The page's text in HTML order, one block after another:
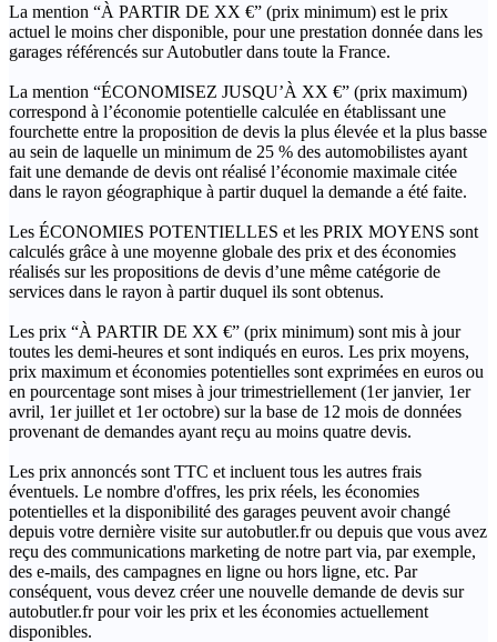
La mention “À PARTIR DE XX €” (prix minimum) est le prix
actuel le moins cher disponible, pour une prestation donnée dans les
garages référencés sur Autobutler dans toute la France.
La mention “ÉCONOMISEZ JUSQU’À XX €” (prix maximum)
correspond à l’économie potentielle calculée en établissant une
fourchette entre la proposition de devis la plus élevée et la plus basse
au sein de laquelle un minimum de 25 % des automobilistes ayant
fait une demande de devis ont réalisé l’économie maximale citée
dans le rayon géographique à partir duquel la demande a été faite.
Les ÉCONOMIES POTENTIELLES et les PRIX MOYENS sont
calculés grâce à une moyenne globale des prix et des économies
réalisés sur les propositions de devis d’une même catégorie de
services dans le rayon à partir duquel ils sont obtenus.
Les prix “À PARTIR DE XX €” (prix minimum) sont mis à jour
toutes les demi-heures et sont indiqués en euros. Les prix moyens,
prix maximum et économies potentielles sont exprimées en euros ou
en pourcentage sont mises à jour trimestriellement (1er janvier, 1er
avril, 1er juillet et 1er octobre) sur la base de 12 mois de données
provenant de demandes ayant reçu au moins quatre devis.
Les prix annoncés sont TTC et incluent tous les autres frais
éventuels. Le nombre d'offres, les prix réels, les économies
potentielles et la disponibilité des garages peuvent avoir changé
depuis votre dernière visite sur autobutler.fr ou depuis que vous avez
reçu des communications marketing de notre part via, par exemple,
des e-mails, des campagnes en ligne ou hors ligne, etc. Par
conséquent, vous devez créer une nouvelle demande de devis sur
autobutler.fr pour voir les prix et les économies actuellement
disponibles.